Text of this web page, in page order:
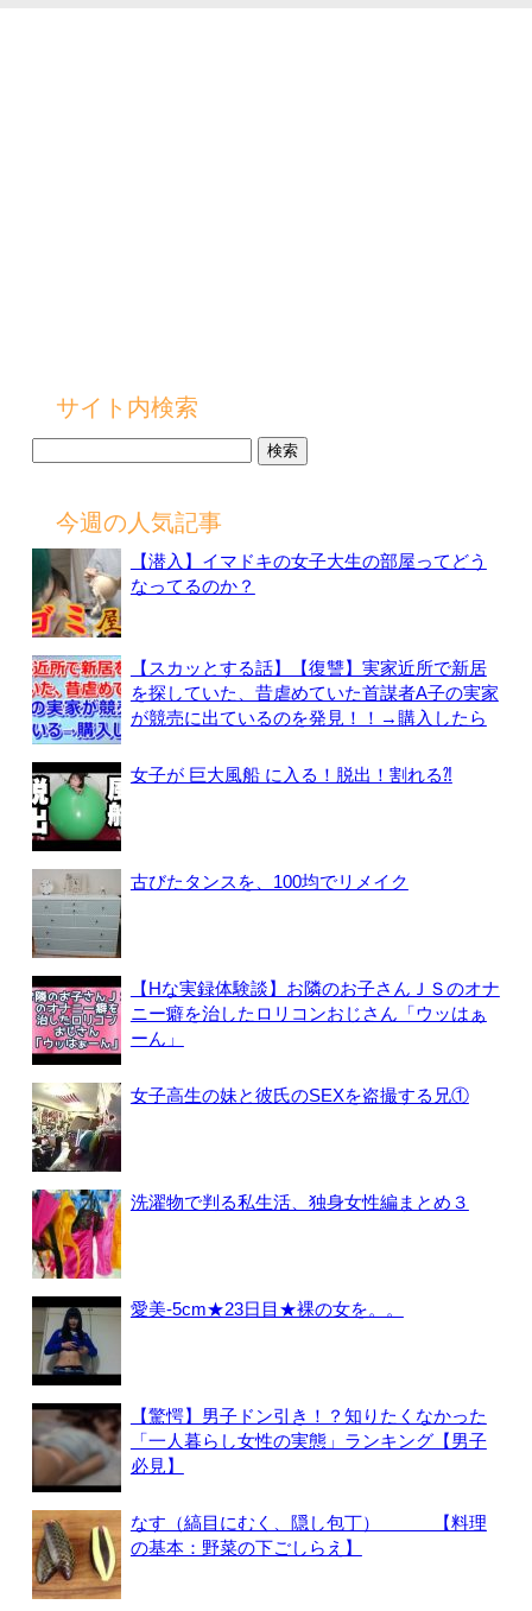
サイト内検索
今週の人気記事
【潜入】イマドキの女子大生の部屋ってどう
なってるのか？
【スカッとする話】【復讐】実家近所で新居
を探していた、昔虐めていた首謀者A子の実家
が競売に出ているのを発見！！→購入したら
女子が 巨大風船 に入る！脱出！割れる⁈
古びたタンスを、100均でリメイク
【Hな実録体験談】お隣のお子さんＪＳのオナ
ニー癖を治したロリコンおじさん「ウッはぁ
ーん」
女子高生の妹と彼氏のSEXを盗撮する兄①
洗濯物で判る私生活、独身女性編まとめ３
愛美-5cm★23日目★裸の女を。。
【驚愕】男子ドン引き！？知りたくなかった
「一人暮らし女性の実態」ランキング【男子
必見】
なす（縞目にむく、隠し包丁） 【料理
の基本：野菜の下ごしらえ】